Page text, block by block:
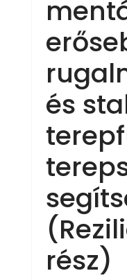
és
rész)